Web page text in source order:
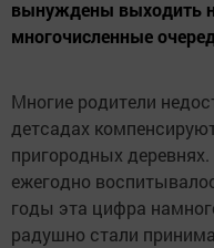
вынуждены выходить
многочисленные
Многие родители
детсадах
пригородных
ежегодно
годы эта циф­ра
радушно стали